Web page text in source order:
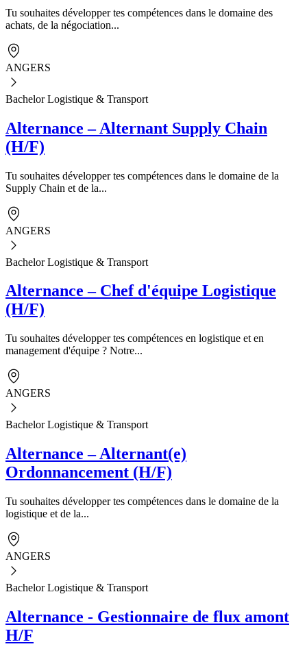
Tu souhaites développer tes compétences dans le domaine des
achats, de la négociation...
ANGERS
Bachelor Logistique & Transport
Alternance – Alternant Supply Chain
(H/F)
Tu souhaites développer tes compétences dans le domaine de la
Supply Chain et de la...
ANGERS
Bachelor Logistique & Transport
Alternance – Chef d'équipe Logistique
(H/F)
Tu souhaites développer tes compétences en logistique et en
management d'équipe ? Notre...
ANGERS
Bachelor Logistique & Transport
Alternance – Alternant(e)
Ordonnancement (H/F)
Tu souhaites développer tes compétences dans le domaine de la
logistique et de la...
ANGERS
Bachelor Logistique & Transport
Alternance - Gestionnaire de flux amont
H/F